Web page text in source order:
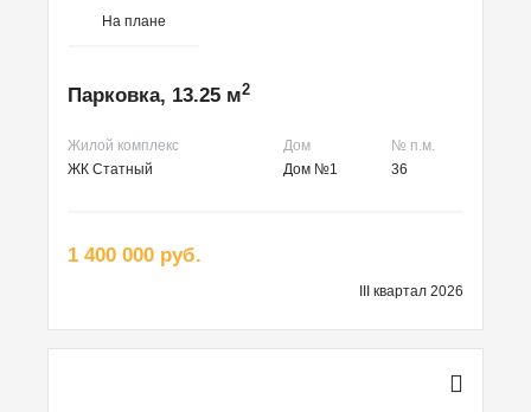
На плане
Парковка, 13.25 м2
Жилой комплекс Дом
№ п.м.
ЖК Статный
Дом №1 36
1 400 000 руб.
III квартал 2026